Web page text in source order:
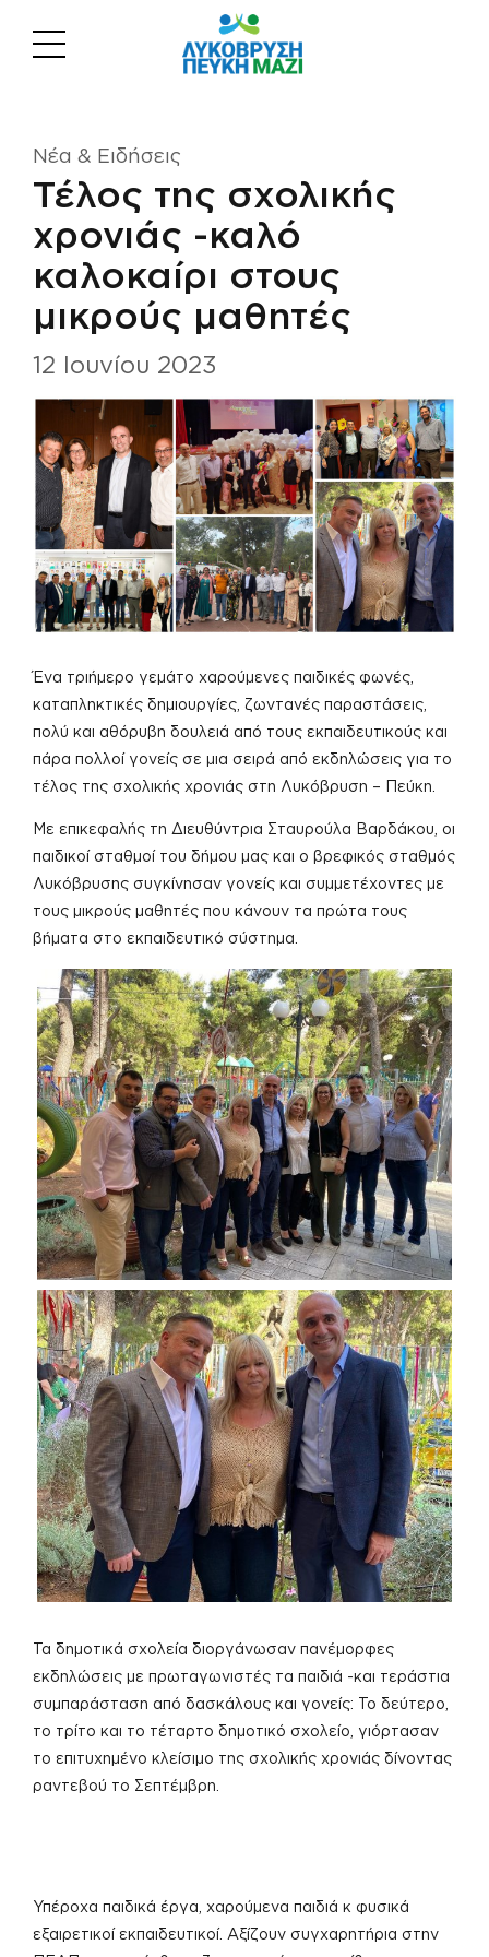
Νέα & Ειδήσεις
Τέλος της σχολικής
χρονιάς -καλό
καλοκαίρι στους
μικρούς μαθητές
12 Ιουνίου 2023
Ένα τριήμερο γεμάτο χαρούμενες παιδικές φωνές,
καταπληκτικές δημιουργίες, ζωντανές παραστάσεις,
πολύ και αθόρυβη δουλειά από τους εκπαιδευτικούς και
πάρα πολλοί γονείς σε μια σειρά από εκδηλώσεις για το
τέλος της σχολικής χρονιάς στη Λυκόβρυση – Πεύκη.
Με επικεφαλής τη Διευθύντρια Σταυρούλα Βαρδάκου, οι
παιδικοί σταθμοί του δήμου μας και ο βρεφικός σταθμός
Λυκόβρυσης συγκίνησαν γονείς και συμμετέχοντες με
τους μικρούς μαθητές που κάνουν τα πρώτα τους
βήματα στο εκπαιδευτικό σύστημα.
Τα δημοτικά σχολεία διοργάνωσαν πανέμορφες
εκδηλώσεις με πρωταγωνιστές τα παιδιά -και τεράστια
συμπαράσταση από δασκάλους και γονείς: Το δεύτερο,
το τρίτο και το τέταρτο δημοτικό σχολείο, γιόρτασαν
το επιτυχημένο κλείσιμο της σχολικής χρονιάς δίνοντας
ραντεβού το Σεπτέμβρη.
Υπέροχα παιδικά έργα, χαρούμενα παιδιά κ φυσικά
εξαιρετικοί εκπαιδευτικοί. Αξίζουν συγχαρητήρια στην